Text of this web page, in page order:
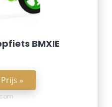
BMXIE
»